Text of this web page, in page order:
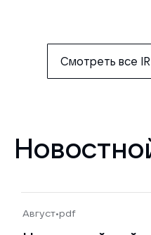
Смотреть все
Август•pdf